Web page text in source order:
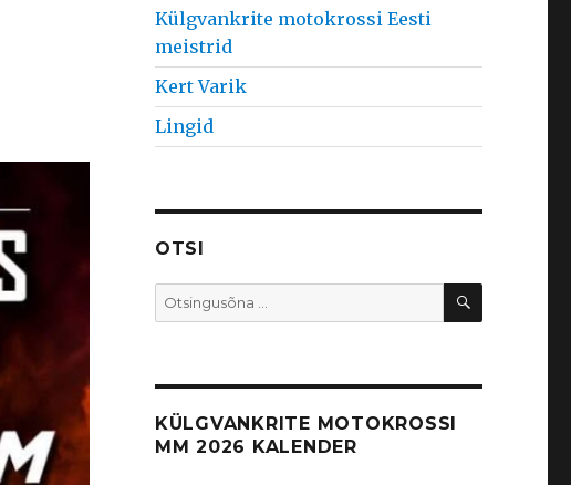
Külgvankrite motokrossi Eesti
meistrid
Kert Varik
Lingid
OTSI
Search
for:
OTSI
KÜLGVANKRITE MOTOKROSSI
MM 2026 KALENDER